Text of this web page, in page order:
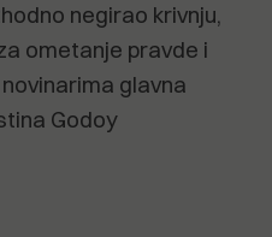
negirao krivnju,
ometanje pravde i
glavna
Godoy